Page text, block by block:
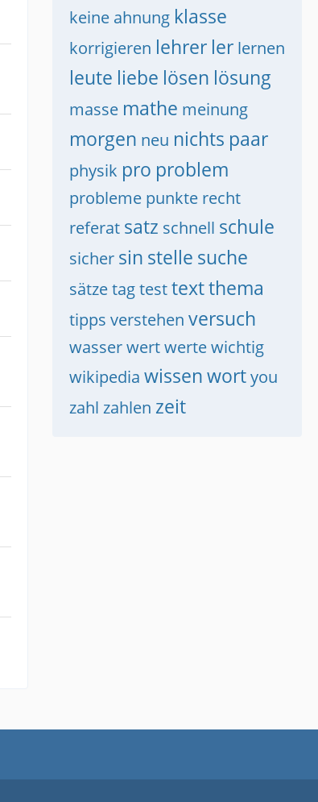
keine ahnung klasse
korrigieren lehrer ler lernen
leute liebe lösen lösung
masse mathe meinung
morgen neu nichts paar
physik pro problem
probleme punkte recht
referat satz schnell schule
sicher sin stelle suche
sätzetagtesttextthema
tipps verstehen versuch
wasserwertwertewichtig
wikipedia wissenwortyou
zahl zahlen zeit